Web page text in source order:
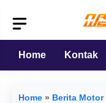
isi
Home
Kontak
Home » Berita Motor